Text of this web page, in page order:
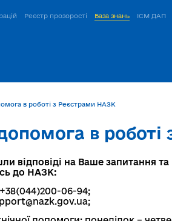
Реєстр прозорості База знань ІСМ ДАП
в роботі з Реєстрами НАЗК
в
відповіді на Ваше запитання
до НАЗК:
06-94;